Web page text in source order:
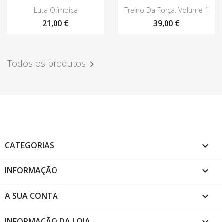
Vista rápida
Luta Olímpica
21,00 €
Vista rápida
Treino Da Força. Volume 1
39,00 €
Todos os produtos 
CATEGORIAS 
INFORMAÇÃO 
A SUA CONTA 